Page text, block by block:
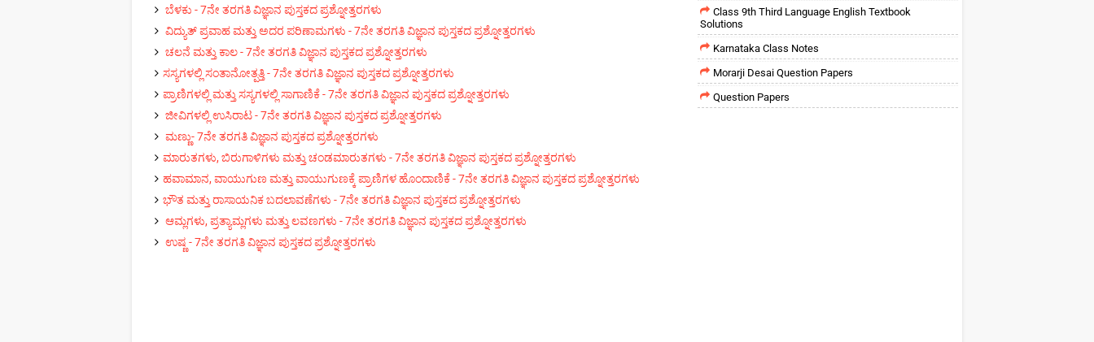
ಬೆಳಕು - 7ನೇ ತರಗತಿ ವಿಜ್ಞಾನ ಪುಸ್ತಕದ ಪ್ರಶ್ನೋತ್ತರಗಳು
ವಿದ್ಯುತ್ ಪ್ರವಾಹ ಮತ್ತು ಅದರ ಪರಿಣಾಮಗಳು - 7ನೇ ತರಗತಿ ವಿಜ್ಞಾನ ಪುಸ್ತಕದ ಪ್ರಶ್ನೋತ್ತರಗಳು
ಚಲನೆ ಮತ್ತು ಕಾಲ - 7ನೇ ತರಗತಿ ವಿಜ್ಞಾನ ಪುಸ್ತಕದ ಪ್ರಶ್ನೋತ್ತರಗಳು
ಸಸ್ಯಗಳಲ್ಲಿ ಸಂತಾನೋತ್ಪತ್ತಿ - 7ನೇ ತರಗತಿ ವಿಜ್ಞಾನ ಪುಸ್ತಕದ ಪ್ರಶ್ನೋತ್ತರಗಳು
ಪ್ರಾಣಿಗಳಲ್ಲಿ ಮತ್ತು ಸಸ್ಯಗಳಲ್ಲಿ ಸಾಗಾಣಿಕೆ - 7ನೇ ತರಗತಿ ವಿಜ್ಞಾನ ಪುಸ್ತಕದ ಪ್ರಶ್ನೋತ್ತರಗಳು
ಜೀವಿಗಳಲ್ಲಿ ಉಸಿರಾಟ - 7ನೇ ತರಗತಿ ವಿಜ್ಞಾನ ಪುಸ್ತಕದ ಪ್ರಶ್ನೋತ್ತರಗಳು
ಮಣ್ಣು- 7ನೇ ತರಗತಿ ವಿಜ್ಞಾನ ಪುಸ್ತಕದ ಪ್ರಶ್ನೋತ್ತರಗಳು
ಮಾರುತಗಳು, ಬಿರುಗಾಳಿಗಳು ಮತ್ತು ಚಂಡಮಾರುತಗಳು - 7ನೇ ತರಗತಿ ವಿಜ್ಞಾನ ಪುಸ್ತಕದ ಪ್ರಶ್ನೋತ್ತರಗಳು
ಹವಾಮಾನ, ವಾಯುಗುಣ ಮತ್ತು ವಾಯುಗುಣಕ್ಕೆ ಪ್ರಾಣಿಗಳ ಹೊಂದಾಣಿಕೆ‌ - 7ನೇ ತರಗತಿ ವಿಜ್ಞಾನ ಪುಸ್ತಕದ ಪ್ರಶ್ನೋತ್ತರಗಳು
ಭೌತ ಮತ್ತು ರಾಸಾಯನಿಕ ಬದಲಾವಣೆಗಳು - 7ನೇ ತರಗತಿ ವಿಜ್ಞಾನ ಪುಸ್ತಕದ ಪ್ರಶ್ನೋತ್ತರಗಳು
ಆಮ್ಲಗಳು, ಪ್ರತ್ಯಾಮ್ಲಗಳು ಮತ್ತು ಲವಣಗಳು - 7ನೇ ತರಗತಿ ವಿಜ್ಞಾನ ಪುಸ್ತಕದ ಪ್ರಶ್ನೋತ್ತರಗಳು
ಉಷ್ಣ - 7ನೇ ತರಗತಿ ವಿಜ್ಞಾನ ಪುಸ್ತಕದ ಪ್ರಶ್ನೋತ್ತರಗಳು
Class 9th Third Language English Textbook
Solutions
Karnataka Class Notes
Morarji Desai Question Papers
Question Papers